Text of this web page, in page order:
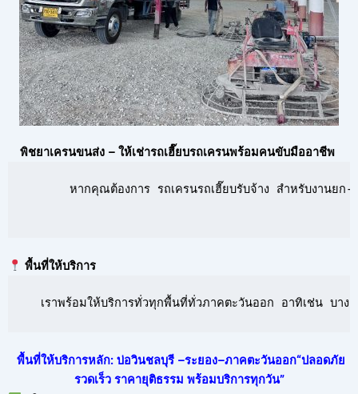
พิชยาเครนขนส่ง – ให้เช่ารถเฮี๊ยบรถเครนพร้อมคนขับมืออาชีพ
หากคุณต้องการ รถเครนรถเฮี๊ยบรับจ้าง สำหรับงานยก
พื้นที่ให้บริการ
เราพร้อมให้บริการทั่วทุกพื้นที่ทั่วภาคตะวันออก อาทิเช่น บาง
พื้นที่ให้บริการหลัก: บ่อวินชลบุรี –ระยอง–ภาคตะวันออก“ปลอดภัย
รวดเร็ว ราคายุติธรรม พร้อมบริการทุกวัน”